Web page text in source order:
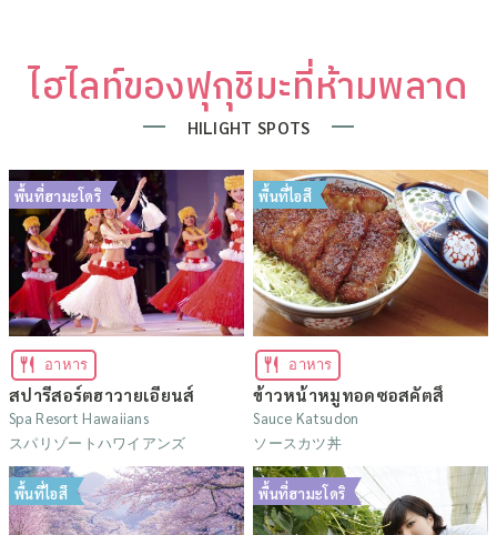
ไฮไลท์ของฟุกุชิมะที่ห้ามพลาด
HILIGHT SPOTS
พื้นที่ฮามะโดริ
อาหาร
สปารีสอร์ตฮาวายเอียนส์
Spa Resort Hawaiians
スパリゾートハワイアンズ
พื้นที่ไอสึ
อาหาร
ข้าวหน้าหมูทอดซอสคัตสึ
Sauce Katsudon
ソースカツ丼
พื้นที่ไอสึ พื้นที่ฮามะโดริ